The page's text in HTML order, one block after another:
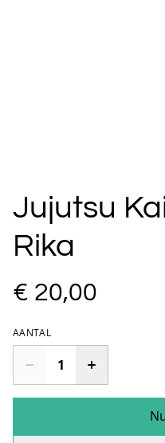
Jujutsu
Rika
€ 20,00
AANTAL